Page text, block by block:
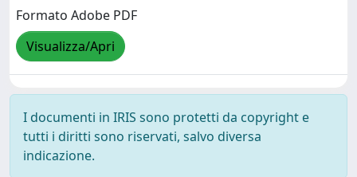
Formato Adobe PDF
Visualizza/Apri
I documenti in IRIS sono protetti da copyright e
tutti i diritti sono riservati, salvo diversa
indicazione.